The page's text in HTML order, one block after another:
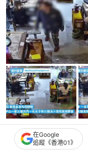
土耳其15歲學徒
在Google
追蹤《香港01》